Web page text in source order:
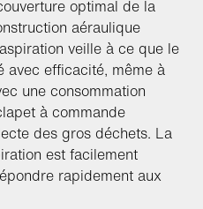
optimal de la
aéraulique
veille à ce que le
avec efficacité, même à
une consommation
à commande
des gros déchets. La
est facilement
rapidement aux